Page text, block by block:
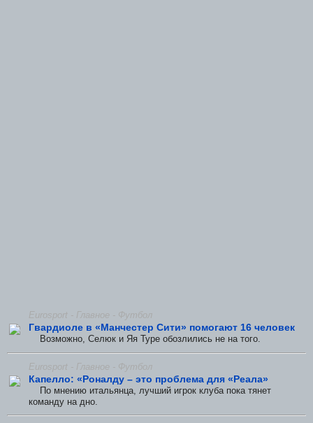
Eurosport - Главное - Футбол
Гвардиоле в «Манчестер Сити» помогают 16 человек
Возможно, Селюк и Яя Туре обозлились не на того.
Eurosport - Главное - Футбол
Капелло: «Роналду – это проблема для «Реала»
По мнению итальянца, лучший игрок клуба пока тянет
команду на дно.